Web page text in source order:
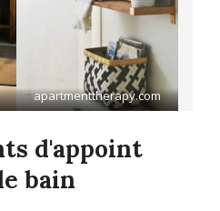
apartmenttherapy.com
d'appoint
bain